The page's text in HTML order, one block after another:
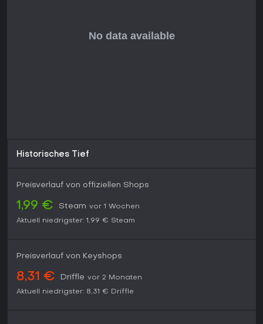
Historisches Tief
Preisverlauf von offiziellen Shops
1,99 € Steam vor 1 Wochen
Aktuell niedrigster: 1,99 € Steam
Preisverlauf von Keyshops
8,31 € Driffle vor 2 Monaten
Aktuell niedrigster: 8,31 € Driffle